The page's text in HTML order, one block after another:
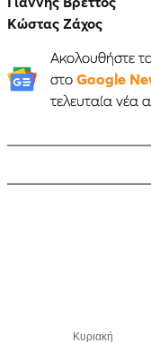
Κώστας Ζάχος
Ακολουθήστε
στο Google
τελευταία νέα